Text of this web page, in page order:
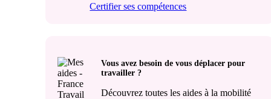
Certifier ses compétences
Vous avez besoin de vous déplacer pour
travailler ?
Découvrez toutes les aides à la mobilité